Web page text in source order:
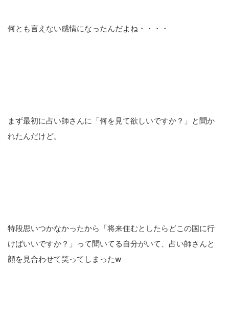
何とも言えない感情になったんだよね・・・・
まず最初に占い師さんに「何を見て欲しいですか？」と聞か
れたんだけど。
特段思いつかなかったから「将来住むとしたらどこの国に行
けばいいですか？」って聞いてる自分がいて、占い師さんと
顔を見合わせて笑ってしまったw